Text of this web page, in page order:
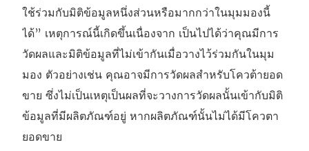
ใช้ร่วมกับมิติข้อมูลหนึ่งส่วนหรือมากกว่าในมุมมองนี้
ได้” เหตุการณ์นี้เกิดขึ้นเนื่องจาก เป็นไปได้ว่าคุณมีการ
วัดผลและมิติข้อมูลที่ไม่เข้ากันเมื่อวางไว้ร่วมกันในมุม
มอง ตัวอย่างเช่น คุณอาจมีการวัดผลสำหรับโควต้ายอด
ขาย ซึ่งไม่เป็นเหตุเป็นผลที่จะวางการวัดผลนั้นเข้ากับมิติ
ข้อมูลที่มีผลิตภัณฑ์อยู่ หากผลิตภัณฑ์นั้นไม่ได้มีโควตา
ยอดขาย